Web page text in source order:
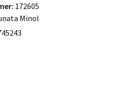
172605
Minol